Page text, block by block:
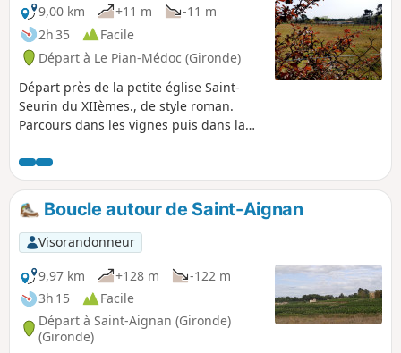
9,00 km
+11 m
-11 m
2h 35
Facile
Départ à Le Pian-Médoc (Gironde)
Départ près de la petite église Saint-
Seurin du XIIèmes., de style roman.
Parcours dans les vignes puis dans la
Boucle autour de Saint-Aignan
Visorandonneur
9,97 km
+128 m
-122 m
3h 15
Facile
Départ à Saint-Aignan (Gironde)
(Gironde)